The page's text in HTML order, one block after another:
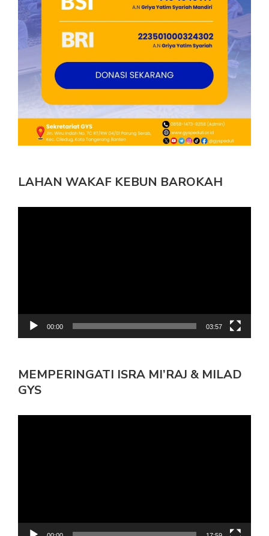
LAHAN WAKAF KEBUN BAROKAH
00:00 03:57
MEMPERINGATI ISRA MI’RAJ & MILAD
GYS